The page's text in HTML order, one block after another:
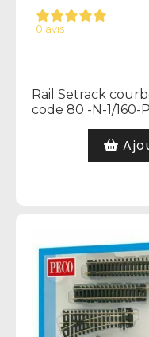
0 avis
Rail Setrack
code 80 -N-1/160-